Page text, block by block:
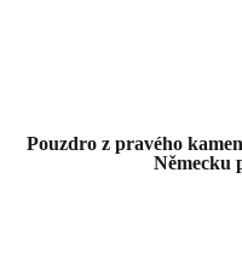
Pouzdro z pravého
Německu